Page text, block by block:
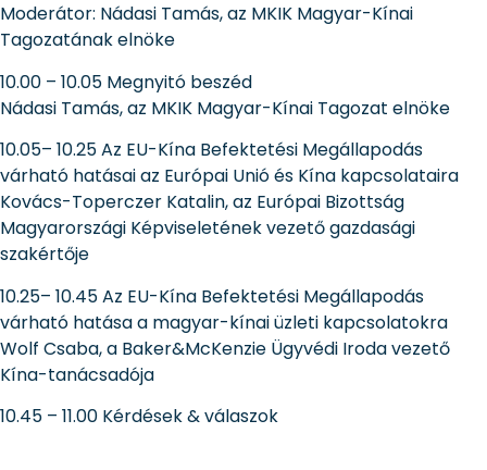
Moderátor: Nádasi Tamás, az MKIK Magyar-Kínai
Tagozatának elnöke
10.00 – 10.05 Megnyitó beszéd
Nádasi Tamás, az MKIK Magyar-Kínai Tagozat elnöke
10.05– 10.25 Az EU-Kína Befektetési Megállapodás
várható hatásai az Európai Unió és Kína kapcsolataira
Kovács-Toperczer Katalin, az Európai Bizottság
Magyarországi Képviseletének vezető gazdasági
szakértője
10.25– 10.45 Az EU-Kína Befektetési Megállapodás
várható hatása a magyar-kínai üzleti kapcsolatokra
Wolf Csaba, a Baker&McKenzie Ügyvédi Iroda vezető
Kína-tanácsadója
10.45 – 11.00 Kérdések & válaszok